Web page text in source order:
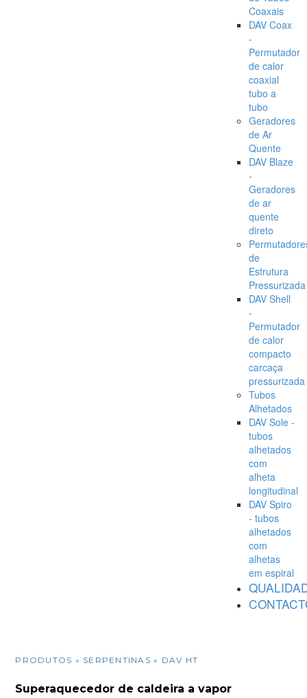
Coaxais
DAV Coax
-
Permutador
de calor
coaxial
tubo a
tubo
Geradores
de Ar
Quente
DAV Blaze
-
Geradores
de ar
quente
direto
de
Estrutura
Pressurizada
DAV Shell
-
Permutador
de calor
compacto
carcaça
pressurizada
Tubos
Alhetados
DAV Sole -
tubos
alhetados
com
alheta
longitudinal
DAV Spiro
- tubos
alhetados
com
alhetas
em espiral
PRODUTOS » SERPENTINAS » DAV HT
Superaquecedor de caldeira a vapor